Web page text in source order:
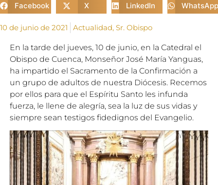
Facebook X LinkedIn WhatsApp
10 de junio de 2021 Actualidad, Sr. Obispo
En la tarde del jueves, 10 de junio, en la Catedral el
Obispo de Cuenca, Monseñor José María Yanguas,
ha impartido el Sacramento de la Confirmación a
un grupo de adultos de nuestra Diócesis. Recemos
por ellos para que el Espíritu Santo les infunda
fuerza, le llene de alegría, sea la luz de sus vidas y
siempre sean testigos fidedignos del Evangelio.